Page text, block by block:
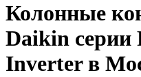
Колонные
Daikin
Inverter в